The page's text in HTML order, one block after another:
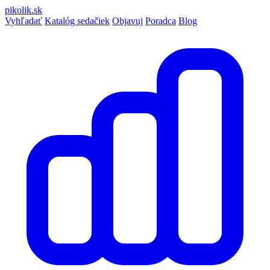
pikolik.sk
Vyhľadať Katalóg sedačiek Objavuj Poradca Blog